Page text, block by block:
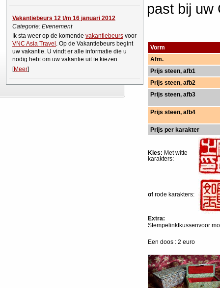
Vakantiebeurs 12 t/m 16 januari 2012
Categorie: Evenement
Ik sta weer op de komende vakantiebeurs voor
VNC Asia Travel . Op de Vakantiebeurs begint
uw vakantie. U vindt er alle informatie die u
nodig hebt om uw vakantie uit te kiezen.
[Meer]
past bij uw
Vorm
Afm.
Prijs steen, afb1
Prijs steen, afb2
Prijs steen, afb3
Prijs steen, afb4
Prijs per karakter
Kies: Met witte
karakters:
of rode karakters:
Extra:
Stempelinktkussenvoor
Een doos : 2 euro